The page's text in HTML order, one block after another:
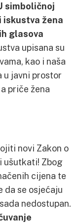
simboličnoj
žena
glasova
upisana su
kao i naša
u javni prostor
priče žena
novi Zakon o
ušutkati! Zbog
cijena te
da se osjećaju
nedostupan.